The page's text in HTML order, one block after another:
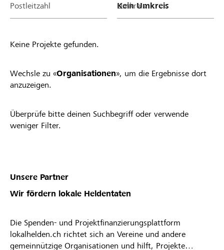
Postleitzahl Umkreis
Keine Projekte gefunden.
Wechsle zu «Organisationen», um die Ergebnisse dort
anzuzeigen.
Überprüfe bitte deinen Suchbegriff oder verwende
weniger Filter.
Unsere Partner
Wir fördern lokale Heldentaten
Die Spenden- und Projektfinanzierungsplattform
lokalhelden.ch richtet sich an Vereine und andere
gemeinnützige Organisationen und hilft, Projekte